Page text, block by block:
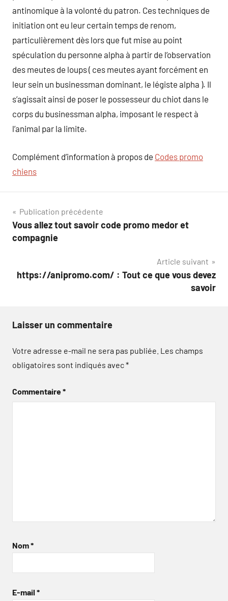
antinomique à la volonté du patron. Ces techniques de
initiation ont eu leur certain temps de renom,
particulièrement dès lors que fut mise au point
spéculation du personne alpha à partir de l’observation
des meutes de loups ( ces meutes ayant forcément en
leur sein un businessman dominant, le légiste alpha ). Il
s’agissait ainsi de poser le possesseur du chiot dans le
corps du businessman alpha, imposant le respect à
l’animal par la limite.
Complément d’information à propos de Codes promo
chiens
Navigation
de
Publication précédente
Vous allez tout savoir code promo medor et
compagnie
Article suivant
https://anipromo.com/ : Tout ce que vous devez
savoir
Laisser un commentaire
Votre adresse e-mail ne sera pas publiée. Les champs
obligatoires sont indiqués avec*
Commentaire*
Nom*
E-mail *